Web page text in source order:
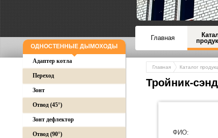
Главная
Главная Каталог
Тройник-
ФИО:
ОДНОСТЕННЫЕ ДЫМОХОДЫ
Адаптер котла
Переход
Зонт
Отвод (45°)
Зонт дефлектор
Отвод (90°)